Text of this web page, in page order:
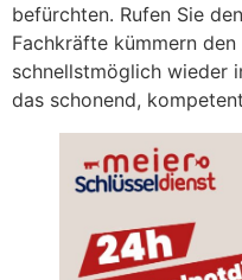
befürchten. Rufen Sie
Fachkräfte kümmern
schnellstmöglich wieder
das schonend,